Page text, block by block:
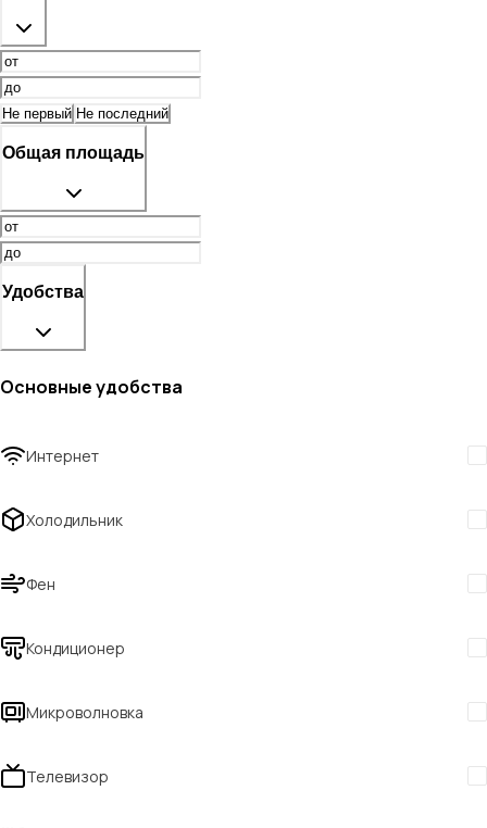
Не первый Не последний
Общая площадь
Удобства
Основные удобства
Интернет
Холодильник
Фен
Кондиционер
Микроволновка
Телевизор